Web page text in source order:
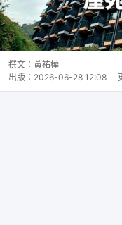
撰文： 黃祐樺
出版： 2026-06-28 12:08